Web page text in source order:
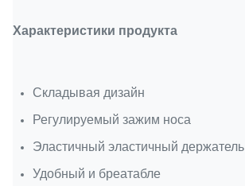
Характеристики продукта
Складывая дизайн
Регулируемый зажим носа
Эластичный эластичный держатель
Удобный и бреатабле